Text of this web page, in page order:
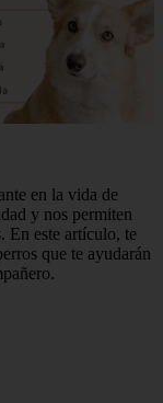
en la vida de
y nos permiten
En este artículo, te
que te ayudarán